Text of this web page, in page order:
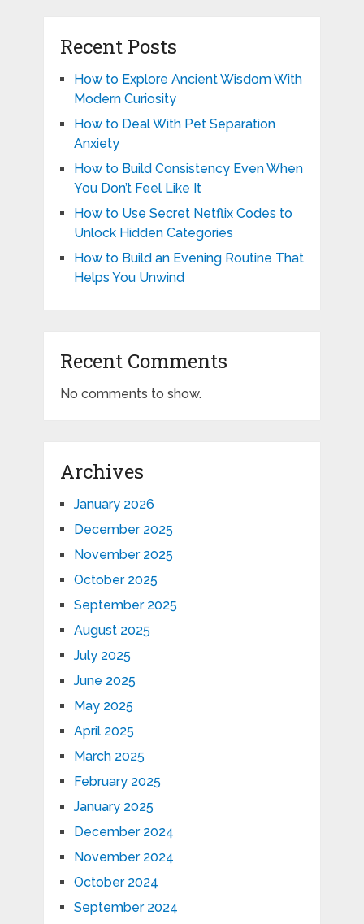
Recent Posts
How to Explore Ancient Wisdom With
Modern Curiosity
How to Deal With Pet Separation
Anxiety
How to Build Consistency Even When
You Don’t Feel Like It
How to Use Secret Netflix Codes to
Unlock Hidden Categories
How to Build an Evening Routine That
Helps You Unwind
Recent Comments
No comments to show.
Archives
January 2026
December 2025
November 2025
October 2025
September 2025
August 2025
July 2025
June 2025
May 2025
April 2025
March 2025
February 2025
January 2025
December 2024
November 2024
October 2024
September 2024